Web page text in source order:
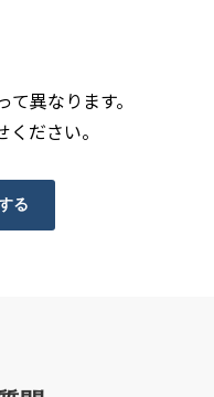
異なります。
ださい。
る